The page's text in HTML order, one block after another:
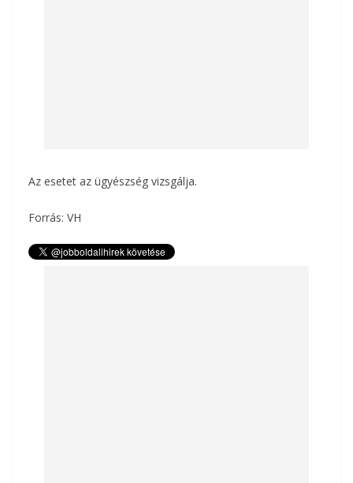
Az esetet az ügyészség vizsgálja.
Forrás: VH